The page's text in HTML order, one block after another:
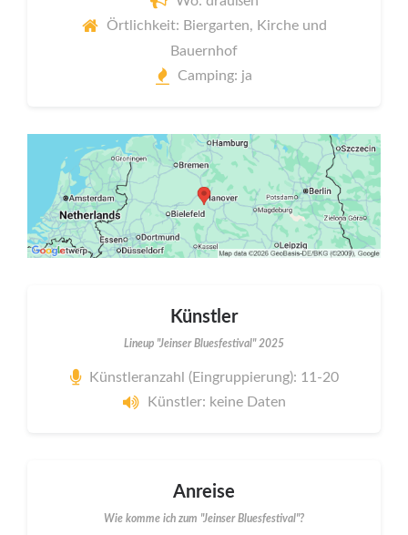
Örtlichkeit: Biergarten, Kirche und
Bauernhof
Camping: ja
Künstler
Lineup "Jeinser Bluesfestival" 2025
Künstleranzahl (Eingruppierung): 11-20
Künstler: keine Daten
Anreise
Wie komme ich zum "Jeinser Bluesfestival"?